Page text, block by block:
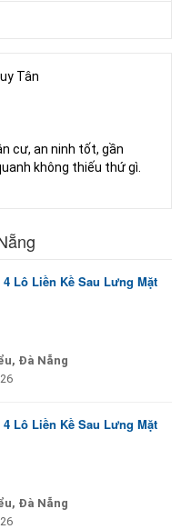
Tân
cư, an ninh tốt, gần
không thiếu thứ gì.
Lô Liền Kề Sau Lưng Mặt
Đà Nẵng
Lô Liền Kề Sau Lưng Mặt
Đà Nẵng